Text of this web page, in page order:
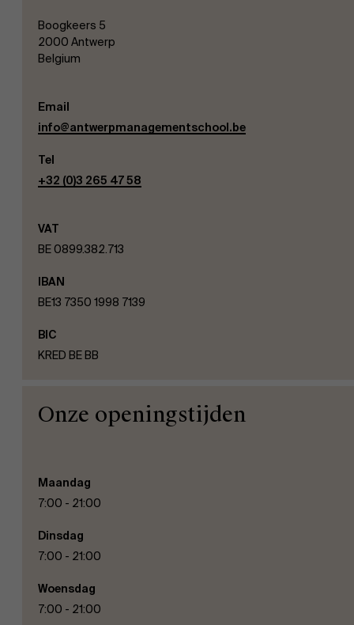
Boogkeers 5
2000 Antwerp
Belgium
Email
info@antwerpmanagementschool.be
Tel
+32 (0)3 265 47 58
VAT
BE 0899.382.713
IBAN
BE13 7350 1998 7139
BIC
KRED BE BB
Onze openingstijden
Maandag
7:00 - 21:00
Dinsdag
7:00 - 21:00
Woensdag
7:00 - 21:00